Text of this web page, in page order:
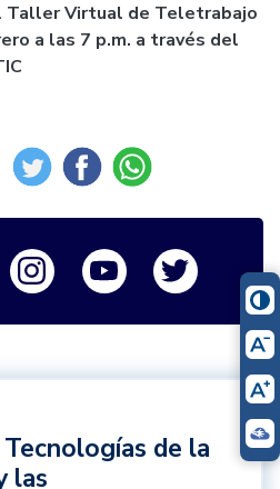
Taller Virtual de Teletrabajo
a las 7 p.m. a través del
Logo FacebookLogo InstagramLogo Youtube
de la
las